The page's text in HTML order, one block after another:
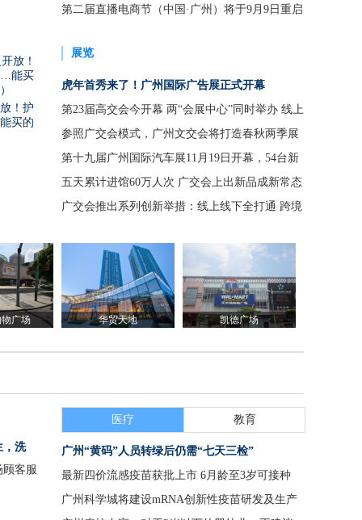
！护
买的
第二届直播电商节（中国·广州）将于9月9日重启
展览
虎年首秀来了！广州国际广告展正式开幕
第23届高交会今开幕 两“会展中心”同时举办 线上
线下展会同步进行
参照广交会模式，广州文交会将打造春秋两季展
会
第十九届广州国际汽车展11月19日开幕，54台新
车全球首发
五天累计进馆60万人次 广交会上出新品成新常态
广交会推出系列创新举措：线上线下全打通 跨境
广场 华贸天地 凯德广场
，洗
顾客服
医疗 教育
广州“黄码”人员转绿后仍需“七天三检”
最新四价流感疫苗获批上市 6月龄至3岁可接种
广州科学城将建设mRNA创新性疫苗研发及生产